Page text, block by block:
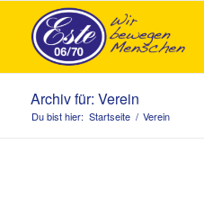
Archiv für: Verein
Du bist hier: Startseite / Verein